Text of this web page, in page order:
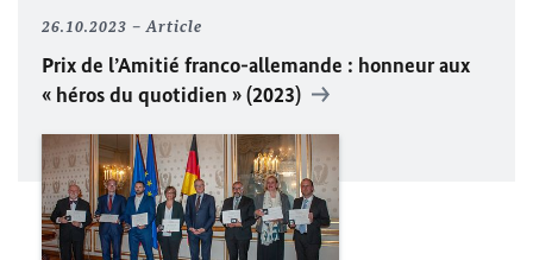
26.10.2023 Article
Prix de l’Amitié franco-allemande : honneur aux
« héros du quotidien » (2023)